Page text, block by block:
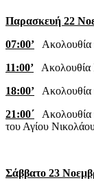
Παρασκευή 22
07:00’ Ακολουθία
11:00’ Ακολουθία
18:00’ Ακολουθία
21:00΄ Ακολουθία
του Αγίου
Σάββατο 23